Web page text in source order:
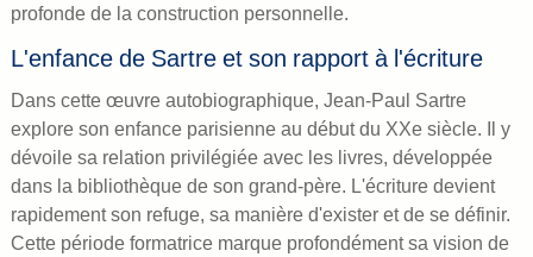
profonde de la construction personnelle.
L'enfance de Sartre et son rapport à l'écriture
Dans cette œuvre autobiographique, Jean-Paul Sartre
explore son enfance parisienne au début du XXe siècle. Il y
dévoile sa relation privilégiée avec les livres, développée
dans la bibliothèque de son grand-père. L'écriture devient
rapidement son refuge, sa manière d'exister et de se définir.
Cette période formatrice marque profondément sa vision de